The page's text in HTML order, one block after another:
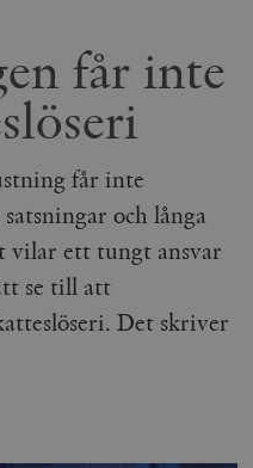
får inte
får inte
och långa
vilar ett tungt ansvar
se till att
Det skriver